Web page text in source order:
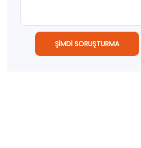
ŞIMDI SORUŞTURMA